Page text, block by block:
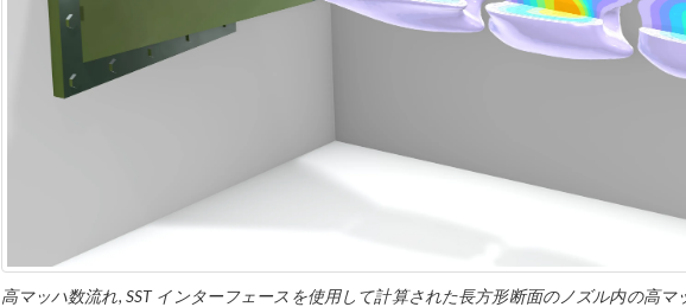
高マッハ数流れ, SST インターフェースを使用して計算された長方形断面のノズル内の高マ